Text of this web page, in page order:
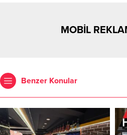
MOBİL
Benzer Konular